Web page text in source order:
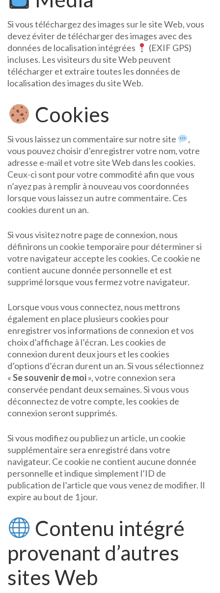
Si vous téléchargez des images sur le site Web, vous
devez éviter de télécharger des images avec des
données de localisation intégrées
(EXIF GPS)
incluses. Les visiteurs du site Web peuvent
télécharger et extraire toutes les données de
localisation des images du site Web.
Cookies
Si vous laissez un commentaire sur notre site
,
vous pouvez choisir d’enregistrer votre nom, votre
adresse e-mail et votre site Web dans les cookies.
Ceux-ci sont pour votre commodité afin que vous
n’ayez pas à remplir à nouveau vos coordonnées
lorsque vous laissez un autre commentaire. Ces
cookies durent un an.
Si vous visitez notre page de connexion, nous
définirons un cookie temporaire pour déterminer si
votre navigateur accepte les cookies. Ce cookie ne
contient aucune donnée personnelle et est
supprimé lorsque vous fermez votre navigateur.
Lorsque vous vous connectez, nous mettrons
également en place plusieurs cookies pour
enregistrer vos informations de connexion et vos
choix d’affichage à l’écran. Les cookies de
connexion durent deux jours et les cookies
d’options d’écran durent un an. Si vous sélectionnez
«Se souvenir de moi», votre connexion sera
conservée pendant deux semaines. Si vous vous
déconnectez de votre compte, les cookies de
connexion seront supprimés.
Si vous modifiez ou publiez un article, un cookie
supplémentaire sera enregistré dans votre
navigateur. Ce cookie ne contient aucune donnée
personnelle et indique simplement l’ID de
publication de l’article que vous venez de modifier. Il
expire au bout de 1 jour.
Contenu intégré
provenant d’autres
sites Web